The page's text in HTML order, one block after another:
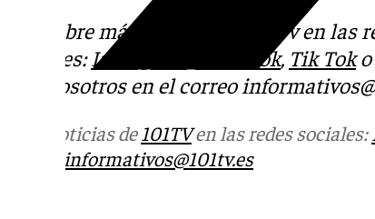
Descubre más noticias de 101Tv en las
sociales: Instagram Facebook, Tik Toko
con nosotros en el correo
Más noticias de 101TVen las redes sociales:
informativos@101tv.es